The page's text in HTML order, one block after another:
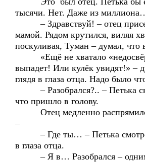
тысячи. Нет. Даже из
– Здравствуй! – отец
мамой. Рядом крутился, виляя
поскуливая, Туман – думал, что
«Ещё не хватало
выпадет! Или кулёк увидят!» –
глядя в глаза отца. Надо было
– Разобрался?.. – Петька
что пришло в голову.
Отец медленно
–
– Где ты… – Петька
в глаза отца.
– Я в… Разобрался –